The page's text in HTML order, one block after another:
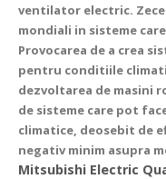
ventilator electric.
mondiali in sisteme
Provocarea de a crea
pentru conditiile
dezvoltarea de masini
de sisteme care pot
climatice, deosebit de
negativ minim asupra
Mitsubishi Electric